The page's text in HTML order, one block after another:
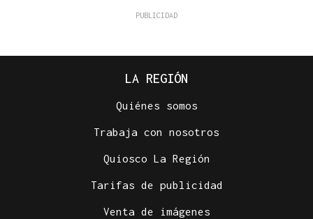
LA REGIÓN
Quiénes somos
Trabaja con nosotros
Quiosco La Región
Tarifas de publicidad
Venta de imágenes